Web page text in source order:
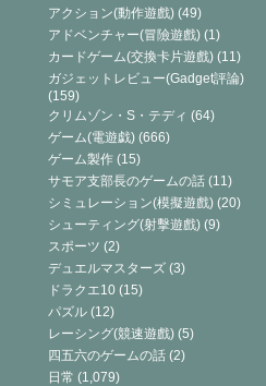
アクション(動作遊戲) (49)
アドベンチャー(冒險遊戲) (1)
カードゲーム(交換卡片遊戲) (11)
ガジェットレビュー(Gadget評論)
(159)
クリムゾン・S・テディ (64)
ゲーム(電遊戯) (666)
ゲーム製作 (15)
サモア支部長のゲームの話 (11)
シミュレーション(模擬遊戲) (20)
シューティング(射擊遊戲) (9)
スポーツ (2)
デュエルマスターズ (3)
ドラクエ10 (15)
パズル (12)
レーシング(競速遊戲) (5)
四五六のゲームの話 (2)
日常 (1,079)